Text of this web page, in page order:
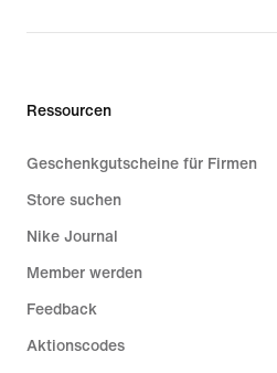
Ressourcen
Geschenkgutscheine für Firmen
Store suchen
Nike Journal
Member werden
Feedback
Aktionscodes